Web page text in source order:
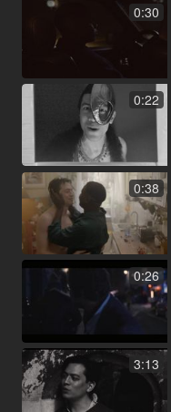
0:30
0:22
0:38
0:26
3:13